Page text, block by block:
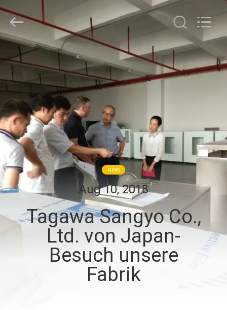
HAUS
PRODUKTE
VR
SHOW
ÜBER
UNS
FABRIK-
AUSFLUG
TRETEN
INSTRUMENT
LTD.
All
Rights
Reserved.
NEWS
Aug 10, 2018
Tagawa Sangyo Co.,
Ltd. von Japan-
Besuch unsere
Fabrik